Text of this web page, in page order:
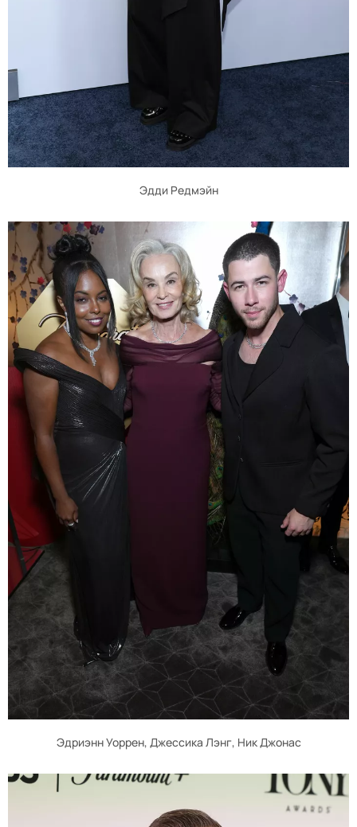
Эдди Редмэйн
Эдриэнн Уоррен, Джессика Лэнг, Ник Джонас